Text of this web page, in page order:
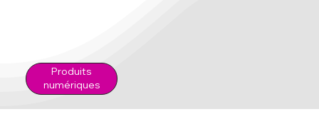
Produits
numériques